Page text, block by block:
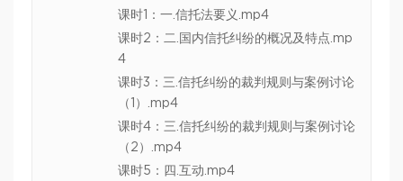
课时1：一.信托法要义.mp4
课时2：二.国内信托纠纷的概况及特点.mp
4
课时3：三.信托纠纷的裁判规则与案例讨论
（1）.mp4
课时4：三.信托纠纷的裁判规则与案例讨论
（2）.mp4
课时5：四.互动.mp4